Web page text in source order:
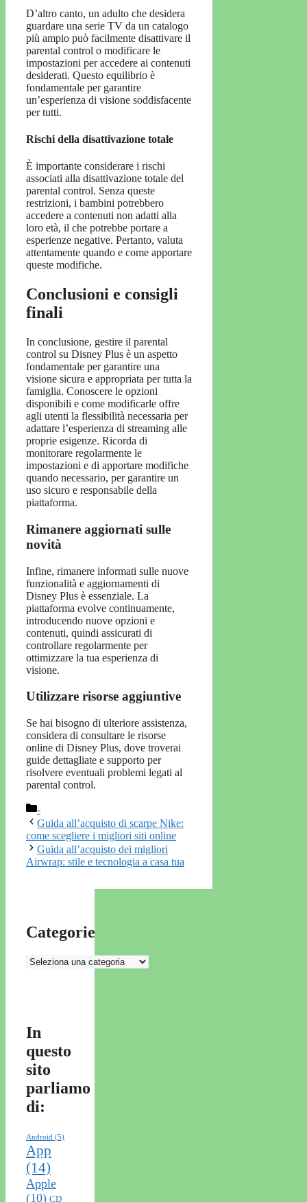
D’altro canto, un adulto che desidera
guardare una serie TV da un catalogo
più ampio può facilmente disattivare il
parental control o modificare le
impostazioni per accedere ai contenuti
desiderati. Questo equilibrio è
fondamentale per garantire
un’esperienza di visione soddisfacente
per tutti.
Rischi della disattivazione totale
È importante considerare i rischi
associati alla disattivazione totale del
parental control. Senza queste
restrizioni, i bambini potrebbero
accedere a contenuti non adatti alla
loro età, il che potrebbe portare a
esperienze negative. Pertanto, valuta
attentamente quando e come apportare
queste modifiche.
Conclusioni e consigli
finali
In conclusione, gestire il parental
control su Disney Plus è un aspetto
fondamentale per garantire una
visione sicura e appropriata per tutta la
famiglia. Conoscere le opzioni
disponibili e come modificarle offre
agli utenti la flessibilità necessaria per
adattare l’esperienza di streaming alle
proprie esigenze. Ricorda di
monitorare regolarmente le
impostazioni e di apportare modifiche
quando necessario, per garantire un
uso sicuro e responsabile della
piattaforma.
Rimanere aggiornati sulle
novità
Infine, rimanere informati sulle nuove
funzionalità e aggiornamenti di
Disney Plus è essenziale. La
piattaforma evolve continuamente,
introducendo nuove opzioni e
contenuti, quindi assicurati di
controllare regolarmente per
ottimizzare la tua esperienza di
visione.
Utilizzare risorse aggiuntive
Se hai bisogno di ulteriore assistenza,
considera di consultare le risorse
online di Disney Plus, dove troverai
guide dettagliate e supporto per
risolvere eventuali problemi legati al
parental control.
Categorie
-
Guida all’acquisto di scarpe Nike:
come scegliere i migliori siti online
Guida all’acquisto dei migliori
Airwrap: stile e tecnologia a casa tua
Categorie
Categorie
In
questo
sito
parliamo
di:
Android (5)
App
(14)
Apple
(10) CD